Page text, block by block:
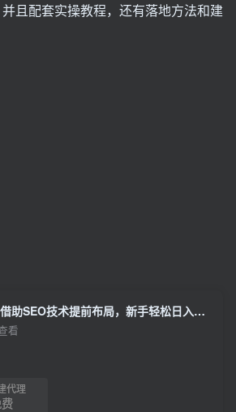
且配套实操教程，还有落地方法和建
2026年小红书卖教辅资料，借助SEO技术提前布局，新手轻松日入500+
看
代理